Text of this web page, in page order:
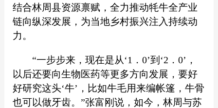
结合林周县资源禀赋，全力推动牦牛全产业
链向纵深发展，为当地乡村振兴注入持续动
力。
“一步步来，现在是从‘1．0’到‘2．0’，
以后还要向生物医药等更多方向发展，要好
好研究这头‘牛’，比如牛毛用来编帐篷，牛骨
也可以做牙齿。”张富刚说，如今，林周与苏